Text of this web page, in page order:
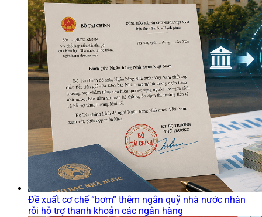
Đề xuất cơ chế “bơm” thêm ngân quỹ nhà nước nhàn
rỗi hỗ trợ thanh khoản các ngân hàng